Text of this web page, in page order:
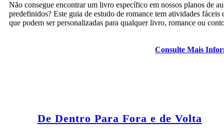
Não consegue encontrar um livro específico em nossos planos de
predefinidos? Este guia de estudo de romance tem atividades fáceis
que podem ser personalizadas para qualquer livro, romance ou
Consulte Mais
De Dentro Para Fora e de Volta